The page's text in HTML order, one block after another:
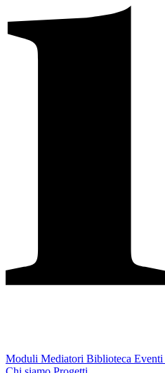
Moduli Mediatori Biblioteca Eventi